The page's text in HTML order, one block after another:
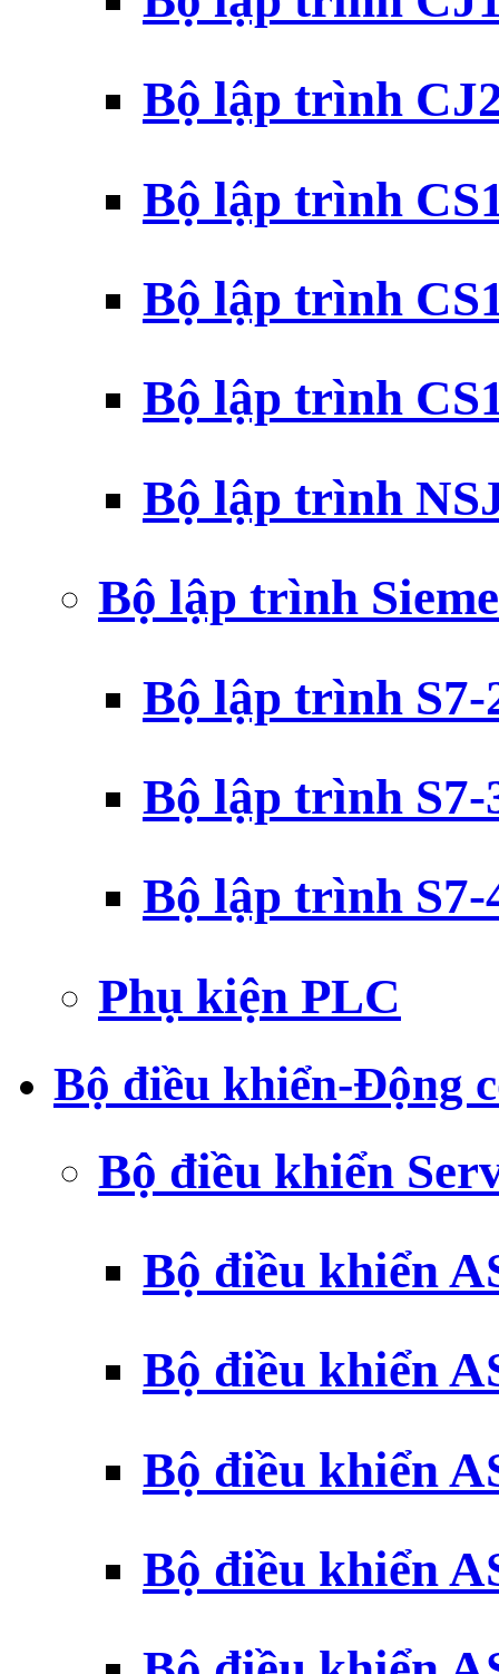
Bộ lập trình
Bộ lập trình
Bộ lập trình
Bộ lập trình
Bộ lập trình
Bộ lập trình
Bộ lập trình S7-
Bộ lập trình S7-
Bộ lập trình S7-
Phụ kiện PLC
Bộ điều khiển-Động
Bộ điều khiển
Bộ điều khiển
Bộ điều khiển
Bộ điều khiển
Bộ điều khiển